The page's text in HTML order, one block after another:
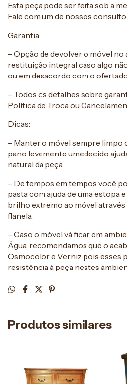
Esta peça pode ser feita sob a
Fale com um de nossos
Garantia:
– Opção de devolver o móvel no
restituição integral caso algo
ou em desacordo com o
– Todos os detalhes sobre
Política de Troca ou
Dicas:
– Manter o móvel sempre limpo
pano levemente umedecido
natural da peça.
– De tempos em tempos você
pasta com ajuda de uma estopa
brilho extremo ao móvel através
flanela.
– Caso o móvel vá ficar em
Água, recomendamos que o
Osmocolor e Verniz pois esses
resistência à peça nestes
Produtos similares